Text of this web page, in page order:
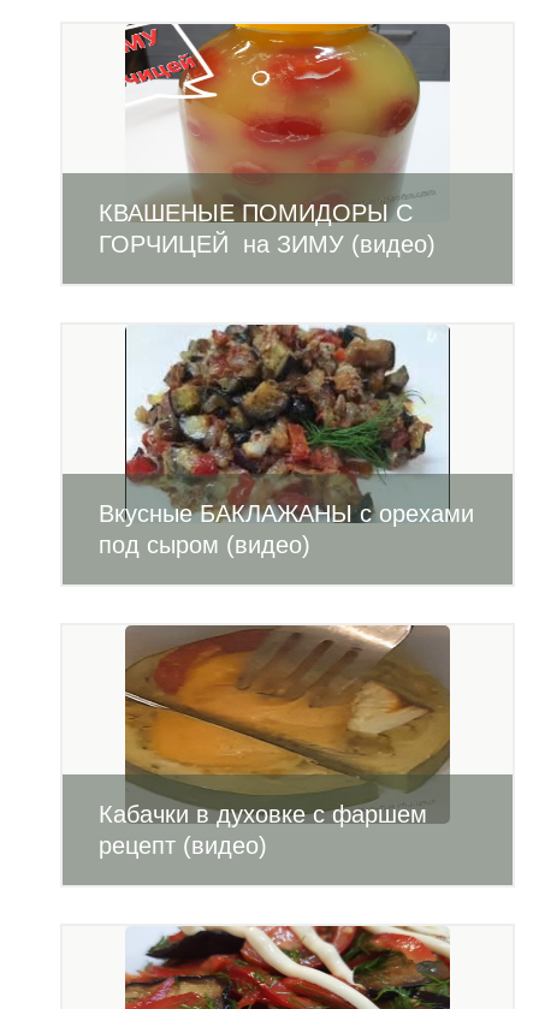
КВАШЕНЫЕ ПОМИДОРЫ С
ГОРЧИЦЕЙ на ЗИМУ (видео)
Вкусные БАКЛАЖАНЫ с орехами
под сыром (видео)
Кабачки в духовке с фаршем
рецепт (видео)